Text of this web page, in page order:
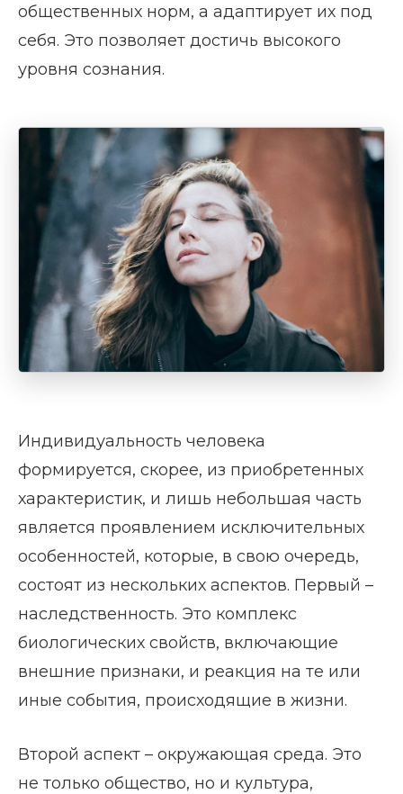
общественных норм, а адаптирует их под
себя. Это позволяет достичь высокого
уровня сознания.
Индивидуальность человека
формируется, скорее, из приобретенных
характеристик, и лишь небольшая часть
является проявлением исключительных
особенностей, которые, в свою очередь,
состоят из нескольких аспектов. Первый –
наследственность. Это комплекс
биологических свойств, включающие
внешние признаки, и реакция на те или
иные события, происходящие в жизни.
Второй аспект – окружающая среда. Это
не только общество, но и культура,